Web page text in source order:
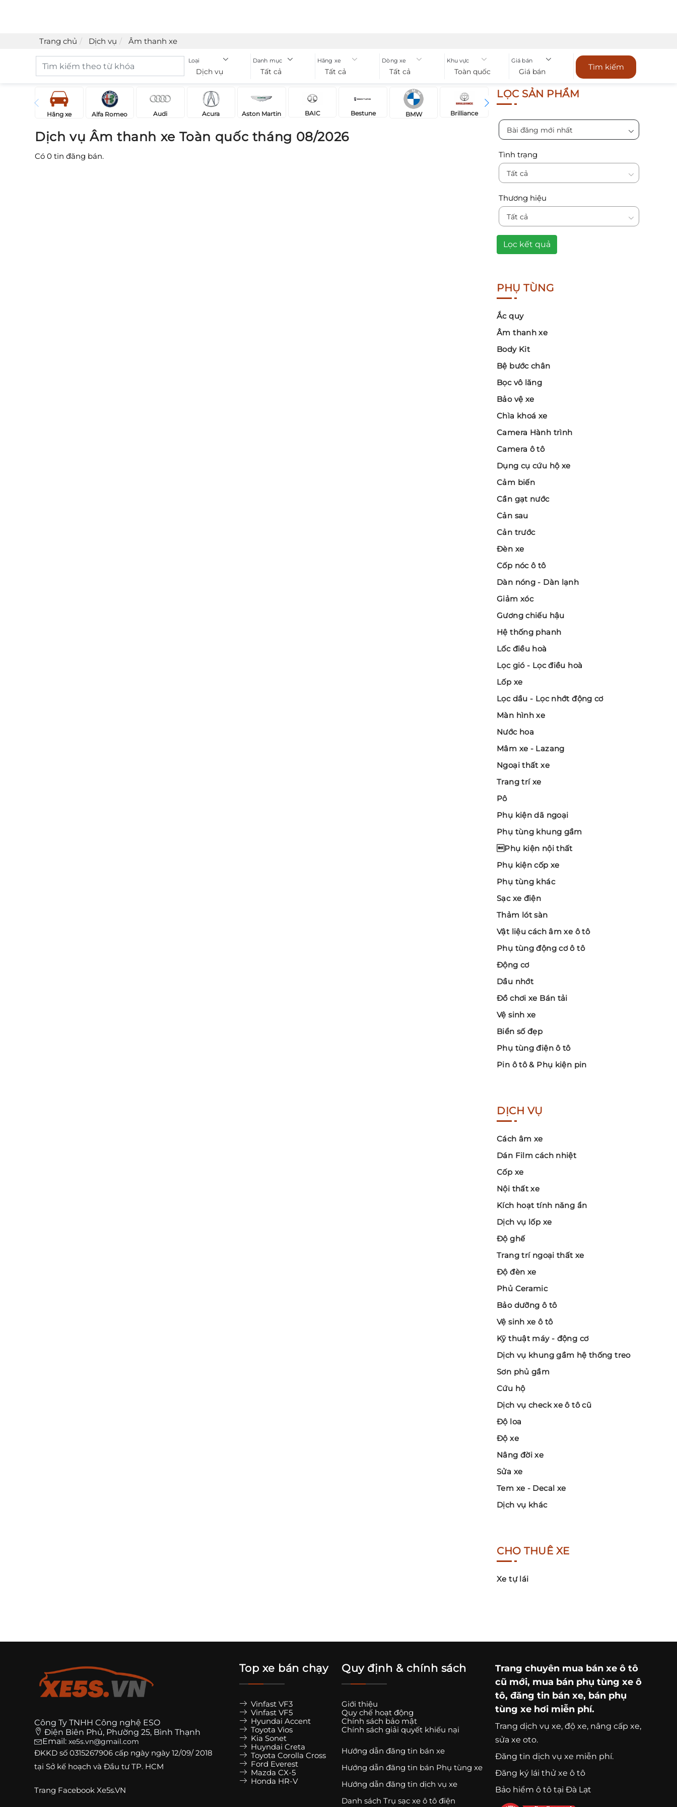
Trang chủ Dịch vụ Âm thanh xe
Loại
Dịch vụ
Danh mục
Tất cả
Hãng xe
Tất cả
Dòng xe
Tất cả
Khu vực
Toàn quốc
Giá bán
Giá bán Tìm kiếm
Hãng xe Alfa Romeo Audi Acura Aston Martin BAIC Bestune BMW Brilliance
Dịch vụ Âm thanh xe Toàn quốc tháng 08/2026
Có 0 tin đăng bán.
LỌC SẢN PHẨM
Bài đăng mới nhất
Tình trạng
Tất cả
Thương hiệu
Tất cả
Lọc kết quả
PHỤ TÙNG
Ắc quy
Âm thanh xe
Body Kit
Bệ bước chân
Bọc vô lăng
Bảo vệ xe
Chìa khoá xe
Camera Hành trình
Camera ô tô
Dụng cụ cứu hộ xe
Cảm biến
Cần gạt nước
Cản sau
Cản trước
Đèn xe
Cốp nóc ô tô
Dàn nóng - Dàn lạnh
Giảm xóc
Gương chiếu hậu
Hệ thống phanh
Lốc điều hoà
Lọc gió - Lọc điều hoà
Lốp xe
Lọc dầu - Lọc nhớt động cơ
Màn hình xe
Nước hoa
Mâm xe - Lazang
Ngoại thất xe
Trang trí xe
Pô
Phụ kiện dã ngoại
Phụ tùng khung gầm
Phụ kiện nội thất
Phụ kiện cốp xe
Phụ tùng khác
Sạc xe điện
Thảm lót sàn
Vật liệu cách âm xe ô tô
Phụ tùng động cơ ô tô
Động cơ
Dầu nhớt
Đồ chơi xe Bán tải
Vệ sinh xe
Biển số đẹp
Phụ tùng điện ô tô
Pin ô tô & Phụ kiện pin
DỊCH VỤ
Cách âm xe
Dán Film cách nhiệt
Cốp xe
Nội thất xe
Kích hoạt tính năng ẩn
Dịch vụ lốp xe
Độ ghế
Trang trí ngoại thất xe
Độ đèn xe
Phủ Ceramic
Bảo dưỡng ô tô
Vệ sinh xe ô tô
Kỹ thuật máy - động cơ
Dịch vụ khung gầm hệ thống treo
Sơn phủ gầm
Cứu hộ
Dịch vụ check xe ô tô cũ
Độ loa
Độ xe
Nâng đời xe
Sửa xe
Tem xe - Decal xe
Dịch vụ khác
CHO THUÊ XE
Xe tự lái
Công Ty TNHH Công nghệ ESO
Điện Biên Phủ, Phường 25, Bình Thạnh
Email: xe5s.vn@gmail.com
ĐKKD số 0315267906 cấp ngày ngày 12/09/ 2018
tại Sở kế hoạch và Đầu tư TP. HCM
Trang Facebook Xe5s.VN
Top xe bán chạy
Vinfast VF3
Vinfast VF5
Hyundai Accent
Toyota Vios
Kia Sonet
Huyndai Creta
Toyota Corolla Cross
Ford Everest
Mazda CX-5
Honda HR-V
Quy định & chính sách
Giới thiệu
Quy chế hoạt động
Chính sách bảo mật
Chính sách giải quyết khiếu nại
Hướng dẫn đăng tin bán xe
Hướng dẫn đăng tin bán Phụ tùng xe
Hướng dẫn đăng tin dịch vụ xe
Danh sách Trụ sạc xe ô tô điện
Trang chuyên mua bán xe ô tô
cũ mới, mua bán phụ tùng xe ô
tô, đăng tin bán xe, bán phụ
tùng xe hơi miễn phí.
Trang dịch vụ xe, độ xe, nâng cấp xe,
sửa xe oto.
Đăng tin dịch vụ xe miễn phí.
Đăng ký lái thử xe ô tô
Bảo hiểm ô tô tại Đà Lạt